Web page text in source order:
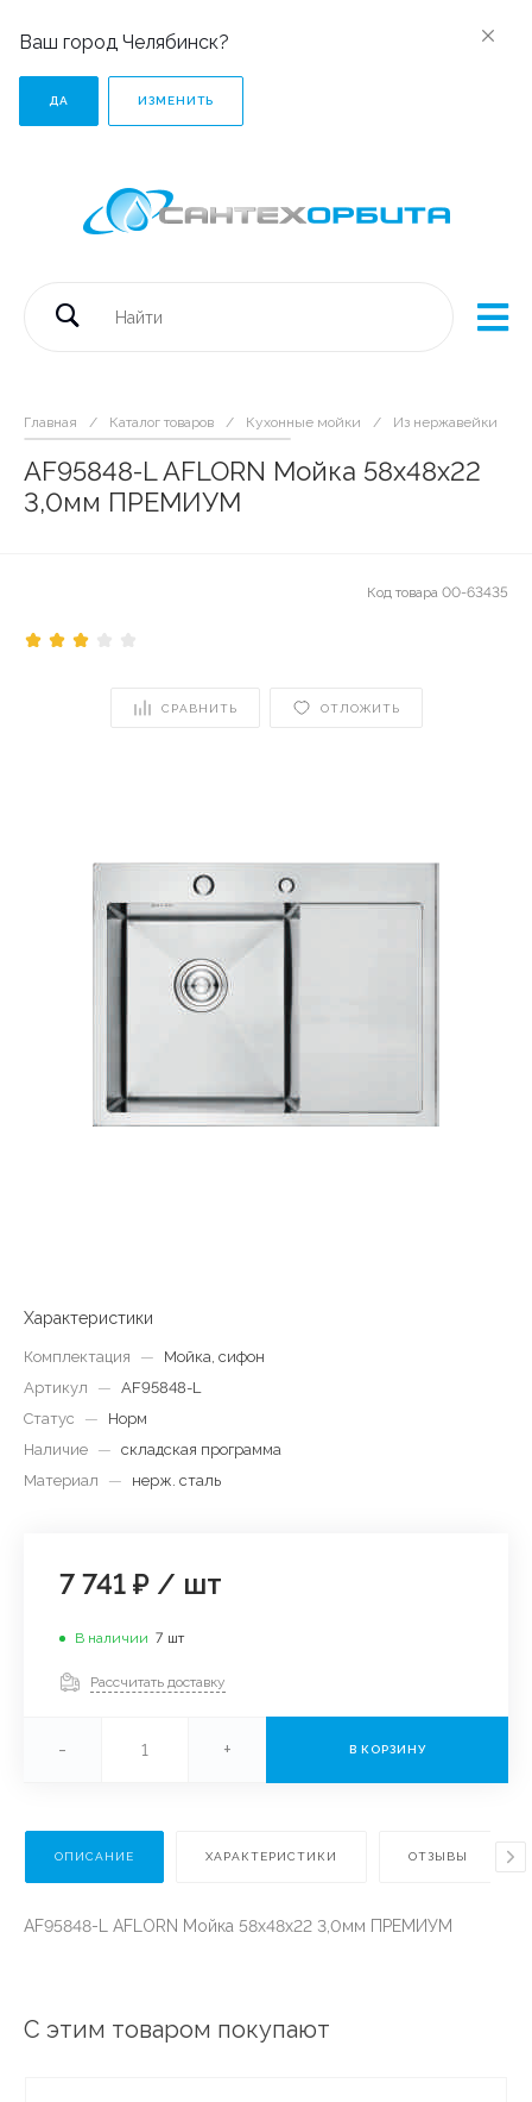
Ваш город Челябинск?
ДА ИЗМЕНИТЬ
Главная / Каталог товаров / Кухонные мойки / Из нержавейки
AF95848-L AFLORN Мойка 58х48х22
3,0мм ПРЕМИУМ
Код товара 00-63435
СРАВНИТЬ ОТЛОЖИТЬ
Характеристики
Комплектация —
Мойка, сифон
Артикул
— AF95848-L
Статус
—
Норм
Наличие — складская программа
Материал
— нерж. сталь
7 741 ₽ / шт
В наличии 7 шт
Рассчитать доставку
- + В КОРЗИНУ
ОПИСАНИЕ ХАРАКТЕРИСТИКИ ОТЗЫВЫ
AF95848-L AFLORN Мойка 58х48х22 3,0мм ПРЕМИУМ
С этим товаром покупают